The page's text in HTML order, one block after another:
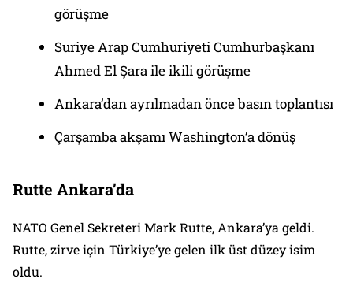
görüşme
Suriye Arap Cumhuriyeti Cumhurbaşkanı
Ahmed El Şara ile ikili görüşme
Ankara’dan ayrılmadan önce basın toplantısı
Çarşamba akşamı Washington’a dönüş
Rutte Ankara’da
NATO Genel Sekreteri Mark Rutte, Ankara’ya geldi.
Rutte, zirve için Türkiye’ye gelen ilk üst düzey isim
oldu.